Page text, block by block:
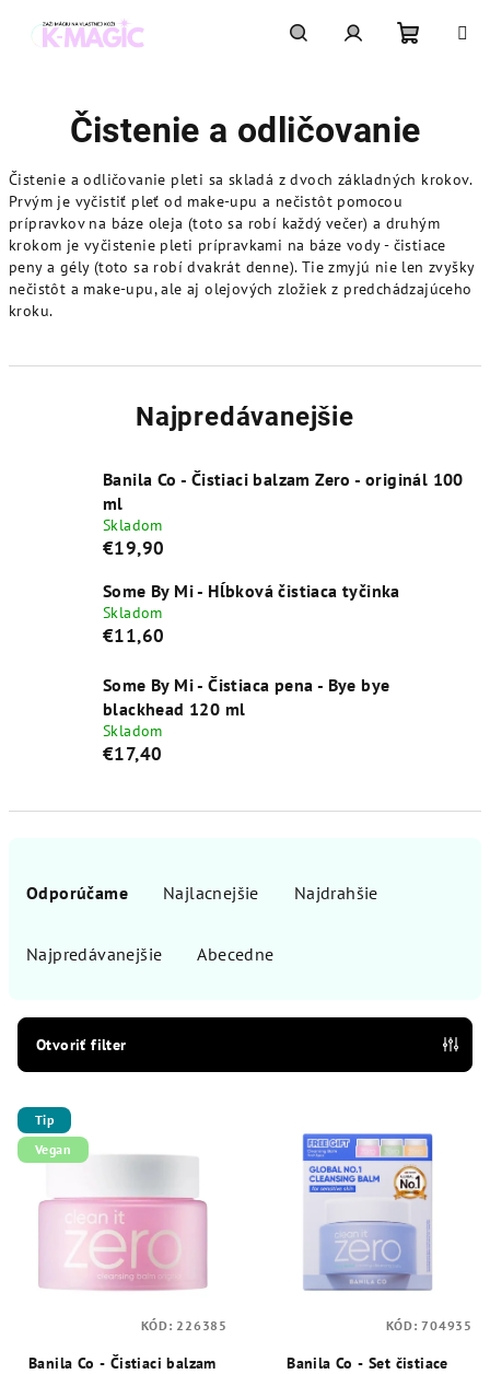
košík
Čistenie a odličovanie
Čistenie a odličovanie pleti sa skladá z dvoch základných krokov.
Prvým je vyčistiť pleť od make-upu a nečistôt pomocou
prípravkov na báze oleja (toto sa robí každý večer) a druhým
krokom je vyčistenie pleti prípravkami na báze vody - čistiace
peny a gély (toto sa robí dvakrát denne). Tie zmyjú nie len zvyšky
nečistôt a make-upu, ale aj olejových zložiek z predchádzajúceho
kroku.
Najpredávanejšie
Banila Co - Čistiaci balzam Zero - originál 100
ml
Skladom
€19,90
Some By Mi - Hĺbková čistiaca tyčinka
Skladom
€11,60
Some By Mi - Čistiaca pena - Bye bye
blackhead 120 ml
Skladom
€17,40
p
r
o
d
Odporúčame Najlacnejšie Najdrahšie
Najpredávanejšie Abecedne
Otvoriť filter
V
ý
p
Tip
Vegan
Banila Co - Čistiaci balzam
KÓD: 226385
Banila Co - Set čistiace
KÓD:704935